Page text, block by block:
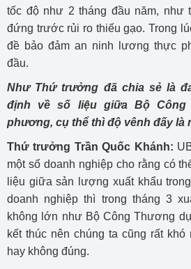
tốc độ như 2 tháng đầu năm, như
đứng trước rủi ro thiếu gạo. Trong
đề bảo đảm an ninh lương thực
đầu.
Như Thứ trưởng đã chia sẻ là
định về số liệu giữa Bộ Công
phương, cụ thể thì độ vênh đấy là
Thứ trưởng Trần Quốc Khánh:
một số doanh nghiệp cho rằng có
liệu giữa sản lượng xuất khẩu
doanh nghiệp thì trong tháng 3
không lớn như Bộ Công Thương
kết thúc nên chúng ta cũng rất
hay không đúng.